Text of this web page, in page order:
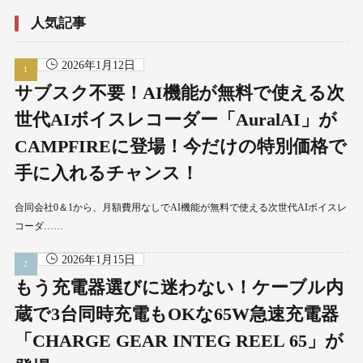
人気記事
2026年1月12日
サブスク不要！AI機能が無料で使える次
世代AIボイスレコーダー「AuralAI」が
CAMPFIREに登場！今だけの特別価格で
手に入れるチャンス！
合同会社0＆1から、月額費用なしでAI機能が無料で使える次世代AIボイスレ
コーダ……
2026年1月15日
もう充電器選びに迷わない！ケーブル内
蔵で3台同時充電もOKな65W急速充電器
「CHARGE GEAR INTEG REEL 65」が